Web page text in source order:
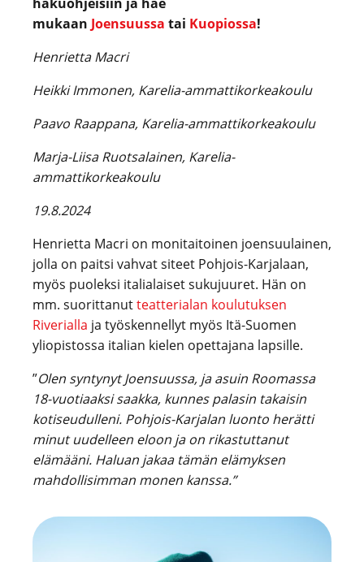
mukaan Joensuussa tai Kuopiossa!
Henrietta Macri
Heikki Immonen, Karelia-ammattikorkeakoulu
Paavo Raappana, Karelia-ammattikorkeakoulu
Marja-Liisa Ruotsalainen, Karelia-
ammattikorkeakoulu
19.8.2024
Henrietta Macri on monitaitoinen joensuulainen,
jolla on paitsi vahvat siteet Pohjois-Karjalaan,
myös puoleksi italialaiset sukujuuret. Hän on
mm. suorittanutteatterialan koulutuksen
Riverialla ja työskennellyt myös Itä-Suomen
yliopistossa italian kielen opettajana lapsille.
”Olen syntynyt Joensuussa, ja asuin Roomassa
18-vuotiaaksi saakka, kunnes palasin takaisin
kotiseudulleni. Pohjois-Karjalan luonto herätti
minut uudelleen eloon ja on rikastuttanut
elämääni. Haluan jakaa tämän elämyksen
mahdollisimman monen kanssa.”